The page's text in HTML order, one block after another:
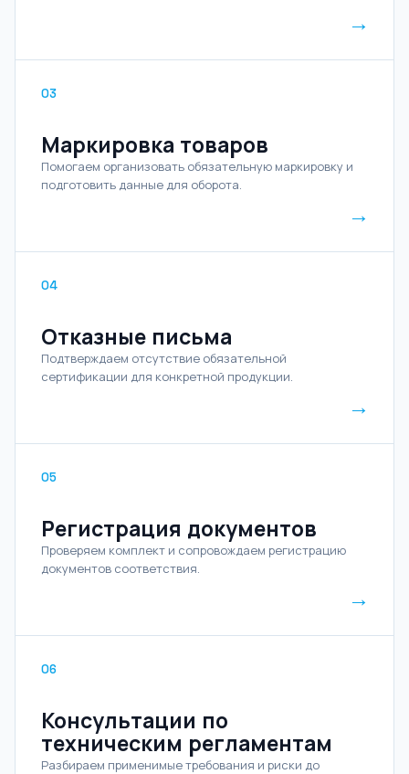
→
03
Маркировка товаров
Помогаем организовать обязательную маркировку и
подготовить данные для оборота.
→
04
Отказные письма
Подтверждаем отсутствие обязательной
сертификации для конкретной продукции.
→
05
Регистрация документов
Проверяем комплект и сопровождаем регистрацию
документов соответствия.
→
06
Консультации по
техническим регламентам
Разбираем применимые требования и риски до